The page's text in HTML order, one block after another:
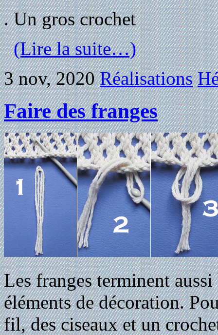
. Un gros crochet
(Lire la suite…)
3 nov, 2020 Réalisations
Faire des franges
Les franges terminent
éléments de décoration.
fil, des ciseaux et un